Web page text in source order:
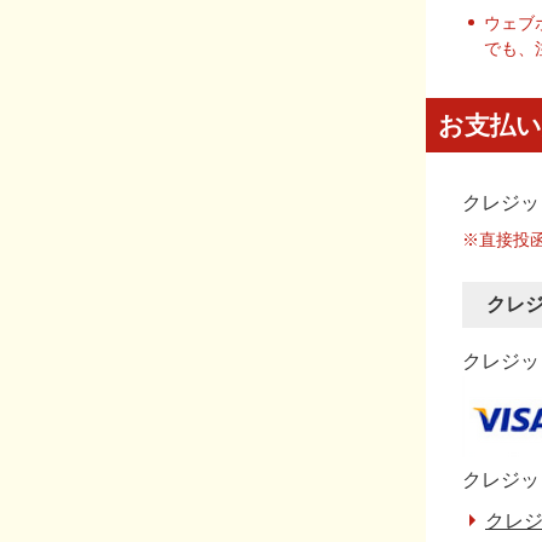
ウェブ
でも、
お支払
クレジ
※直接投
クレ
クレジ
クレジ
クレ